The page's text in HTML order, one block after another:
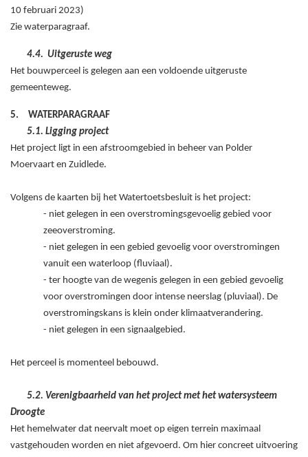
10 februari 2023)
Zie waterparagraaf.
4.4. Uitgeruste weg
Het bouwperceel is gelegen aan een voldoende uitgeruste
gemeenteweg.
5.
WATERPARAGRAAF
5.1. Ligging project
Het project ligt in een afstroomgebied in beheer van Polder
Moervaart en Zuidlede.
Volgens de kaarten bij het Watertoetsbesluit is het project:
- niet gelegen in een overstromingsgevoelig gebied voor
zeeoverstroming.
- niet gelegen in een gebied gevoelig voor overstromingen
vanuit een waterloop (fluviaal).
- ter hoogte van de wegenis gelegen in een gebied gevoelig
voor overstromingen door intense neerslag (pluviaal). De
overstromingskans is klein onder klimaatverandering.
- niet gelegen in een signaalgebied.
Het perceel is momenteel bebouwd.
5.2. Verenigbaarheid van het project met het watersysteem
Droogte
Het hemelwater dat neervalt moet op eigen terrein maximaal
vastgehouden worden en niet afgevoerd. Om hier concreet uitvoering